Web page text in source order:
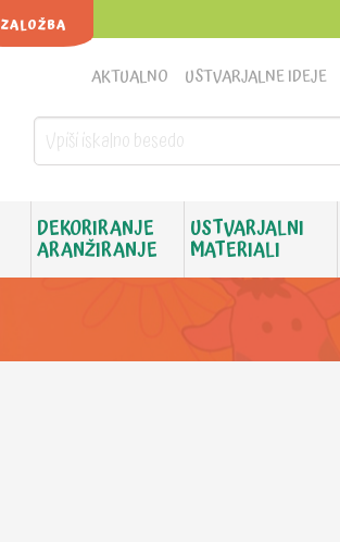
ZALOŽBA
USTVARJALNE IDEJE
AKTUALNO
DEKORIRANJE
ARANŽIRANJE
USTVARJALNI
MATERIALI